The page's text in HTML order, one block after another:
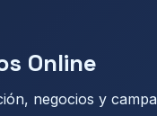
Online
negocios y